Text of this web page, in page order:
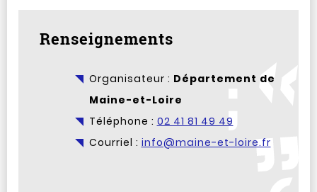
Renseignements
Organisateur : Département de
Maine-et-Loire
Téléphone : 02 41 81 49 49
Courriel : info@maine-et-loire.fr